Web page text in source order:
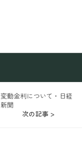
変動金利について・日経
新聞
次の記事 >